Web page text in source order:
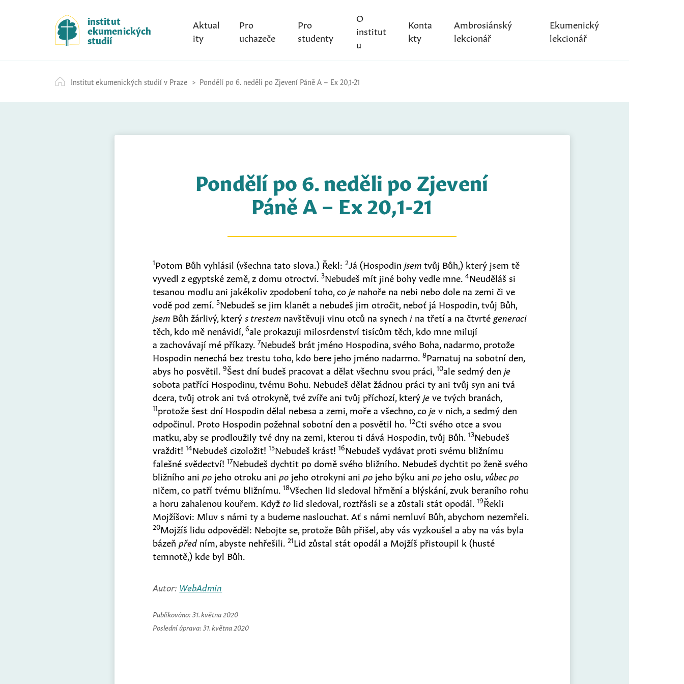
k
i
p
t
c
o
institut
ekumenických
studií
Aktual
ity
Pro
uchazeče
Pro
studenty
O
institut
u
Konta
kty
Ambrosiánský
lekcionář
Ekumenický
lekcionář
Institut ekumenických studií v Praze Pondělí po 6. neděli po Zjevení Páně A – Ex 20,1-21
Pondělí po 6. neděli po Zjevení
Páně A – Ex 20,1-21
1Potom Bůh vyhlásil(všechna tato slova.) Řekl:2Já(Hospodin jsemtvůj Bůh,) který jsem tě
vyvedl z egyptské země, z domu otroctví.3Nebudeš mít jiné bohy vedle mne.4Neuděláš si
tesanou modlu ani jakékoliv zpodobení toho, co je nahoře na nebi nebo dole na zemi či ve
vodě pod zemí.5Nebudeš se jim klanět a nebudeš jim otročit, neboť já Hospodin, tvůj Bůh,
jsem Bůh žárlivý, který s trestem navštěvuji vinu otců na synech i na třetí a na čtvrté generaci
těch, kdo mě nenávidí,6ale prokazuji milosrdenství tisícům těch, kdo mne milují
a zachovávají mé příkazy.7Nebudeš brát jméno Hospodina, svého Boha, nadarmo, protože
Hospodin nenechá bez trestu toho, kdo bere jeho jméno nadarmo.8Pamatuj na sobotní den,
abys ho posvětil.9Šest dní budeš pracovat a dělat všechnu svou práci,10ale sedmý den je
sobota patřící Hospodinu, tvému Bohu. Nebudeš dělat žádnou práci ty ani tvůj syn ani tvá
dcera, tvůj otrok ani tvá otrokyně, tvé zvíře ani tvůj příchozí, který jeve tvých branách,
11protože šest dní Hospodin dělal nebesa a zemi, moře a všechno, co jev nich, a sedmý den
odpočinul. Proto Hospodin požehnal sobotní den a posvětil ho.12Cti svého otce a svou
matku, aby se prodloužily tvé dny na zemi, kterou ti dává Hospodin, tvůj Bůh.13Nebudeš
vraždit!14Nebudeš cizoložit!15Nebudeš krást!16Nebudeš vydávat proti svému bližnímu
falešné svědectví!17Nebudeš dychtit po domě svého bližního. Nebudeš dychtit po ženě svého
bližního ani po jeho otroku ani po jeho otrokyni ani po jeho býku ani po jeho oslu, vůbec po
ničem, co patří tvému bližnímu.18Všechen lid sledoval hřmění a blýskání, zvuk beraního rohu
a horu zahalenou kouřem. Když to lid sledoval, roztřásli se a zůstali stát opodál.19Řekli
Mojžíšovi: Mluv s námi ty a budeme naslouchat. Ať s námi nemluví Bůh, abychom nezemřeli.
20Mojžíš lidu odpověděl: Nebojte se, protože Bůh přišel, aby vás vyzkoušel a aby na vás byla
bázeň před ním, abyste nehřešili.21Lid zůstal stát opodál a Mojžíš přistoupil k(husté
temnotě,) kde byl Bůh.
Autor: WebAdmin
Publikováno: 31. května 2020
Poslední úprava: 31. května 2020